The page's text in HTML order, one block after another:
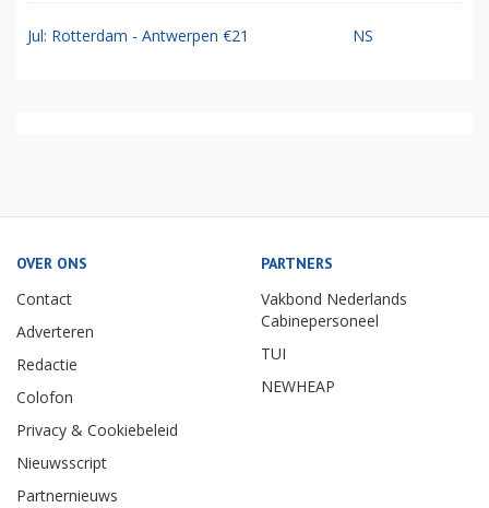
Jul: Rotterdam - Antwerpen €21 NS
OVER ONS
Contact
Adverteren
Redactie
Colofon
Privacy & Cookiebeleid
Nieuwsscript
Partnernieuws
PARTNERS
Vakbond Nederlands
Cabinepersoneel
TUI
NEWHEAP